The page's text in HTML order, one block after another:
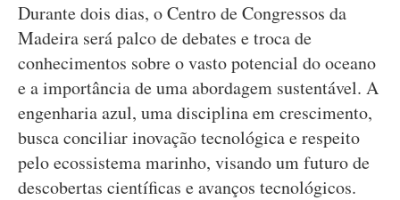
Durante dois dias, o Centro de Congressos da
Madeira será palco de debates e troca de
conhecimentos sobre o vasto potencial do oceano
e a importância de uma abordagem sustentável. A
engenharia azul, uma disciplina em crescimento,
busca conciliar inovação tecnológica e respeito
pelo ecossistema marinho, visando um futuro de
descobertas científicas e avanços tecnológicos.